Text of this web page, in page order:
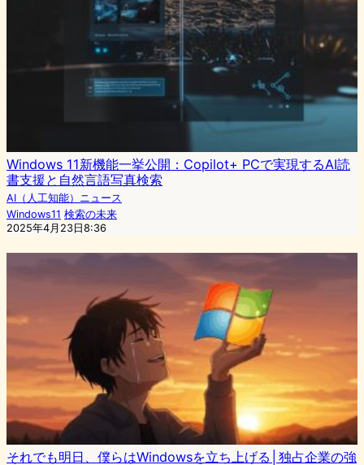
Windows 11新機能一挙公開：Copilot+ PCで実現するAI読
書支援と自然言語写真検索
AI（人工知能）ニュース
Windows11 検索の未来
2025年4月23日8:36
それでも明日、僕らはWindowsを立ち上げる│独占企業の強